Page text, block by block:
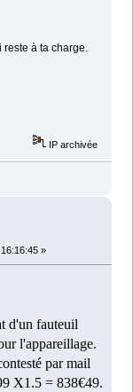
reste à ta charge.
IP archivée
»
d'un fauteuil
l'appareillage.
par mail
X1.5 = 838€49.